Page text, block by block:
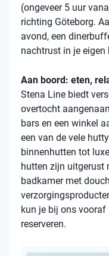
(ongeveer 5 uur
richting Göteborg.
avond, een
nachtrust in je eigen
Aan boord: eten,
Stena Line biedt
overtocht
bars en een winkel
een van de vele
binnenhutten tot
hutten zijn uitgerust
badkamer met
kun je bij ons
reserveren.